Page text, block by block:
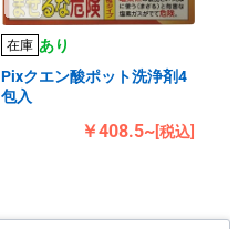
在庫 あり
Pixクエン酸ポット洗浄剤4
包入
￥408.5~[税込]